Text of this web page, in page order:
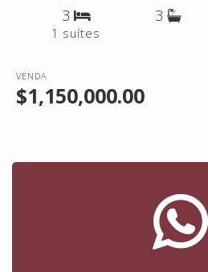
3
1 suítes
3
VENDA
$1,150,000.00